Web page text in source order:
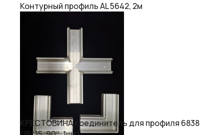
Контурный профиль AL 5642, 2м
КРЕСТОВИНА соединитель для профиля 6838